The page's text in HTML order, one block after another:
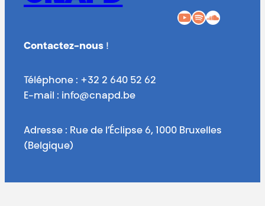
YouTube Spotify SoundCloud
Contactez-nous !
Téléphone : +32 2 640 52 62
E-mail : info@cnapd.be
Adresse : Rue de l’Éclipse 6, 1000 Bruxelles
(Belgique)